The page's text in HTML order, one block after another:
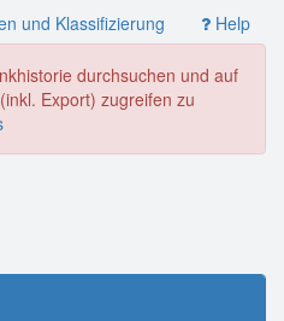
und Klassifizierung Help
durchsuchen und auf
Export) zugreifen zu